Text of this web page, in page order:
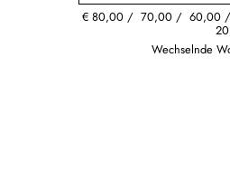
€80,00 70,00 60,00
Wechselnde